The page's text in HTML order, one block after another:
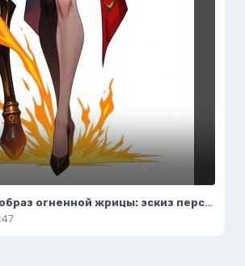
Ослепительный образ огненной жрицы: эскиз персонажа в стиле фэнтези. Изображение из нейросети Flux 1